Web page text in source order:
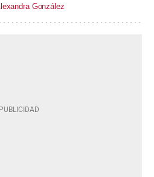
González